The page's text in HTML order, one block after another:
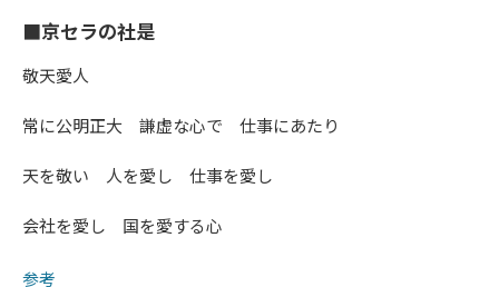
■京セラの社是
敬天愛人
常に公明正大 謙虚な心で 仕事にあたり
天を敬い 人を愛し 仕事を愛し
会社を愛し 国を愛する心
参考